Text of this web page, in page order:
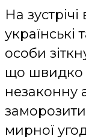
На
українські
особи
що швидко
незаконну
мирної